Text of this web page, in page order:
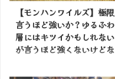
【モンハンワイルズ】極限
言うほど強いか？ゆるふわ
層にはキツイかもしれない
が言うほど強くないけどな